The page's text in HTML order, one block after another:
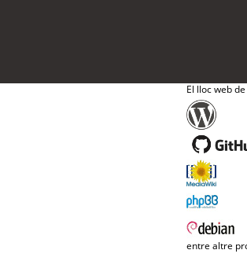
El lloc web
entre altre